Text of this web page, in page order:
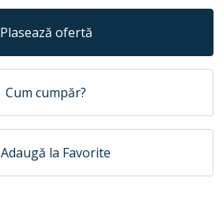
Plasează ofertă
Cum cumpăr?
Adaugă la Favorite